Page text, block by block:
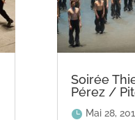
Soirée
Pérez /
Mai 28,